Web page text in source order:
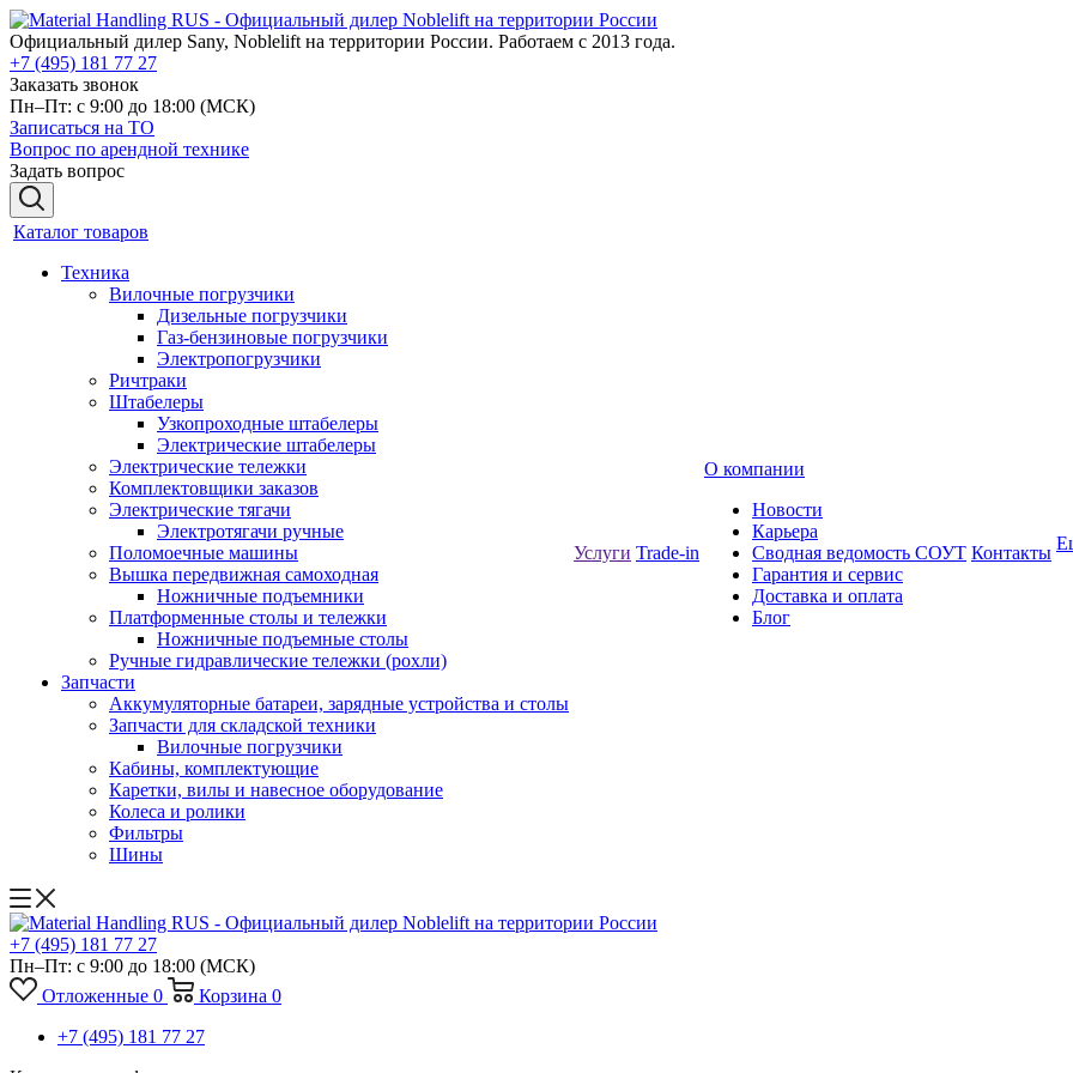
Официальный дилер Sany, Noblelift на территории России. Работаем с 2013 года.
+7 (495) 181 77 27
Заказать звонок
Пн–Пт: с 9:00 до 18:00 (МСК)
Записаться на ТО
Вопрос по арендной технике
Задать вопрос
Каталог товаров
Техника
Вилочные погрузчики
Дизельные погрузчики
Газ-бензиновые погрузчики
Электропогрузчики
Ричтраки
Штабелеры
Узкопроходные штабелеры
Электрические штабелеры
Электрические тележки
Комплектовщики заказов
Электрические тягачи
Электротягачи ручные
Поломоечные машины
Вышка передвижная самоходная
Ножничные подъемники
Платформенные столы и тележки
Ножничные подъемные столы
Ручные гидравлические тележки (рохли)
Запчасти
Аккумуляторные батареи, зарядные устройства и столы
Запчасти для складской техники
Вилочные погрузчики
Кабины, комплектующие
Каретки, вилы и навесное оборудование
Колеса и ролики
Фильтры
Шины
Услуги Trade-in
О компании
Новости
Карьера
Сводная ведомость СОУТ
Гарантия и сервис
Доставка и оплата
Блог
Контакты
+7 (495) 181 77 27
Пн–Пт: с 9:00 до 18:00 (МСК)
Отложенные 0 Корзина 0
+7 (495) 181 77 27